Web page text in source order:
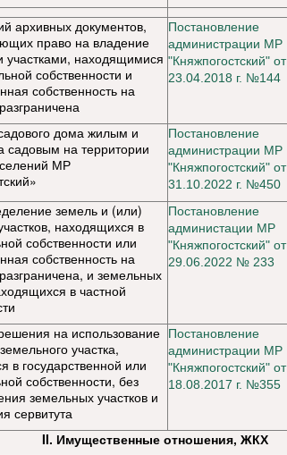
архивных документов,
право на владение
участками, находящимися
собственности и
собственность на
Постановление
администрации МР
"Княжпогостский" от
23.04.2018 г. №144
дома жилым и
садовым на территории
МР
Постановление
администрации МР
"Княжпогостский" от
31.10.2022 г. №450
земель и (или)
находящихся в
собственности или
собственность на
и земельных
в частной
Постановление
администации МР
"Княжпогостский" от
29.06.2022 № 233
на использование
участка,
в государственной или
собственности, без
земельных участков и
сервитута
Постановление
администрации МР
"Княжпогостский" от
18.08.2017 г. №355
II. Имущественные отношения, ЖКХ